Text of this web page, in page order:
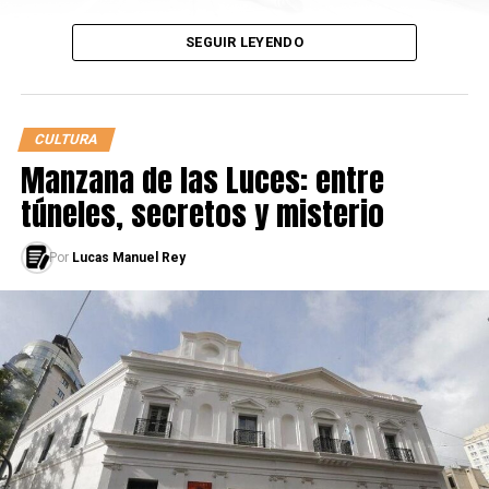
año y obviamente queremos hacer un showcito de
fin de año para verlos a todos.
Ver esta publicación en Instagram
SEGUIR LEYENDO
CULTURA
Manzana de las Luces: entre
túneles, secretos y misterio
Por Lucas Manuel Rey